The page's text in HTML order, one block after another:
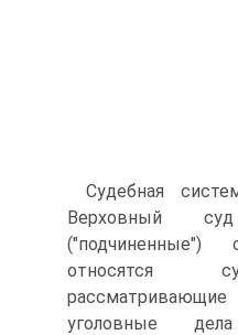
Судебная
Верховный
относятся
уголовные